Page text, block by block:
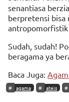
senantiasa
berpretensi bisa
antropomorfistik
Sudah, sudah!
beragama ya
Baca Juga:
agama ateis